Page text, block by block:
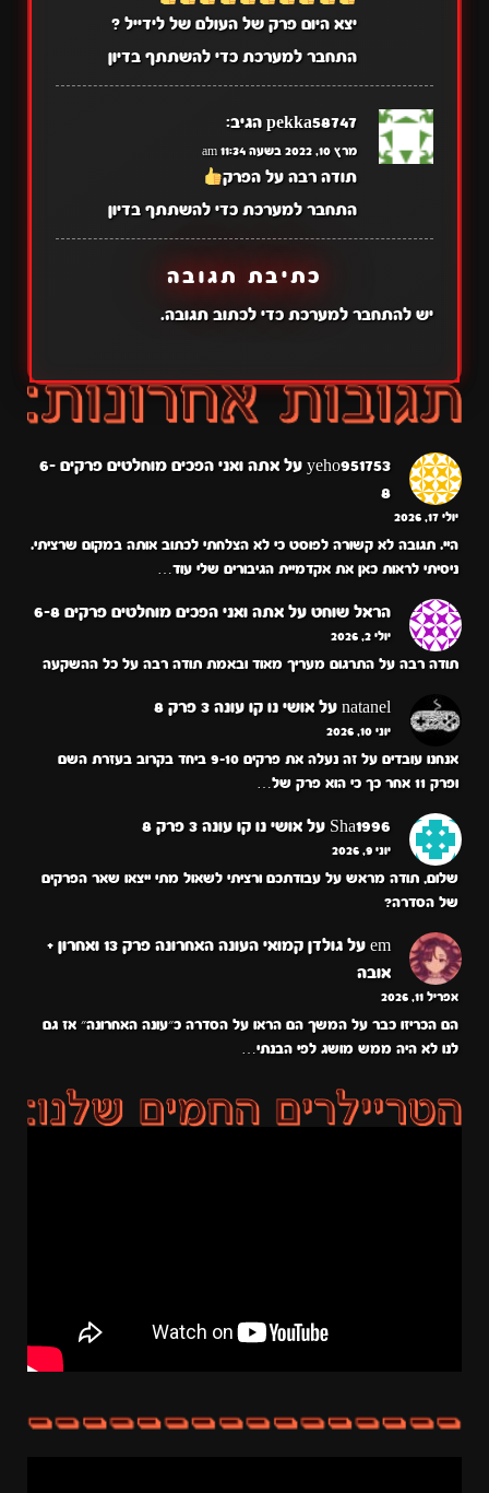
יצא היום פרק של העולם של לידייל ?
התחבר למערכת כדי להשתתף בדיון
pekka58747 הגיב:
מרץ 10, 2022 בשעה 11:34 am
תודה רבה על הפרק
התחבר למערכת כדי להשתתף בדיון
כתיבת תגובה
יש להתחבר למערכתכדי לכתוב תגובה.
yeho951753 על
אתה ואני הפכים מוחלטים פרקים 6-
8
יולי 17, 2026
היי. תגובה לא קשורה לפוסט כי לא הצלחתי לכתוב אותה במקום שרציתי.
ניסיתי לראות כאן את אקדמיית הגיבורים שלי עוד…
הראל שוחט על אתה ואני הפכים מוחלטים פרקים 6-8
יולי 2, 2026
תודה רבה על התרגום מעריך מאוד ובאמת תודה רבה על כל ההשקעה
natanel על אושי נו קו עונה 3 פרק 8
יוני 10, 2026
אנחנו עובדים על זה נעלה את פרקים 9-10 ביחד בקרוב בעזרת השם
ופרק 11 אחר כך כי הוא פרק של…
Sha1996 על אושי נו קו עונה 3 פרק 8
יוני 9, 2026
שלום, תודה מראש על עבודתכם ורציתי לשאול מתי ייצאו שאר הפרקים
של הסדרה?
em על
גולדן קמואי העונה האחרונה פרק 13 ואחרון +
אובה
אפריל 11, 2026
הם הכריזו כבר על המשך הם הראו על הסדרה כ״עונה האחרונה״ אז גם
לנו לא היה ממש מושג לפי הבנתי…